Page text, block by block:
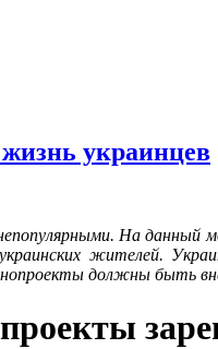
украинцев
На данный
жителей.
должны быть